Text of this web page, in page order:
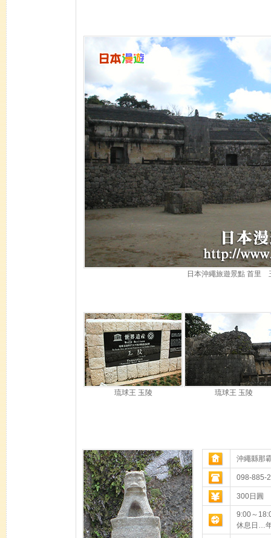
日本沖繩旅遊景點 首里
琉球王 玉陵 琉球王 玉陵
沖繩縣那
098-885-
300日圓
9:00～
休息日…